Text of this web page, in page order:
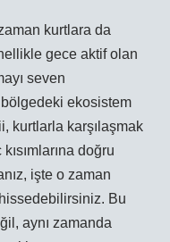
kurtlara da
gece aktif olan
seven
bölgedeki ekosistem
kurtlarla karşılaşmak
doğru
işte o zaman
Bu
aynı zamanda